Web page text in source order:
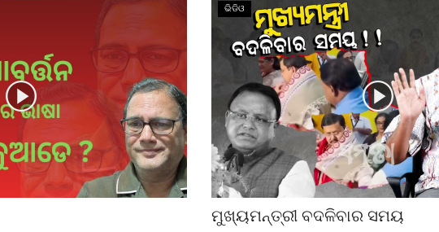
ଭିଡିଓ
ମୁଖ୍ୟମନ୍ତ୍ରୀ ବଦଳିବାର ସମୟ